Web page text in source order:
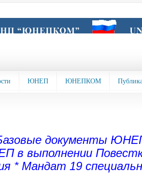
ЮНЕП ЮНЕПКОМ
документы
в выполнении
* Мандат 19